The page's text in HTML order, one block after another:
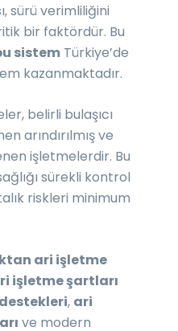
sürü verimliliğini
bir faktördür. Bu
sistem Türkiye’de
kazanmaktadır.
belirli bulaşıcı
arındırılmış ve
işletmelerdir. Bu
sürekli kontrol
riskleri minimum
ari işletme
işletme şartları
, ari
ve modern